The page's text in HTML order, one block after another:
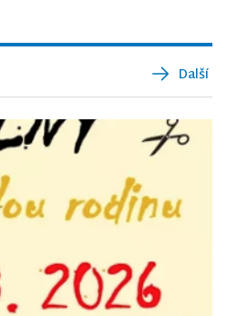
Další